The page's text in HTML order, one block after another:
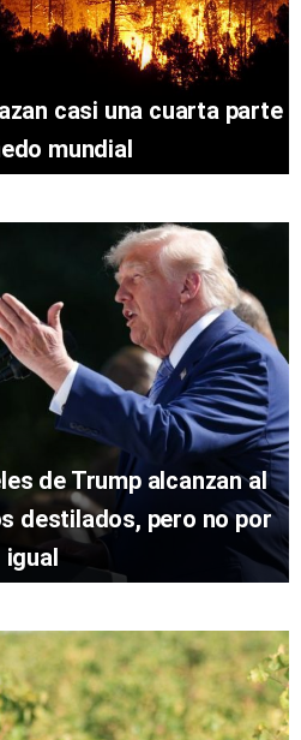
casi una cuarta parte
mundial
de Trump alcanzan al
destilados, pero no por
igual